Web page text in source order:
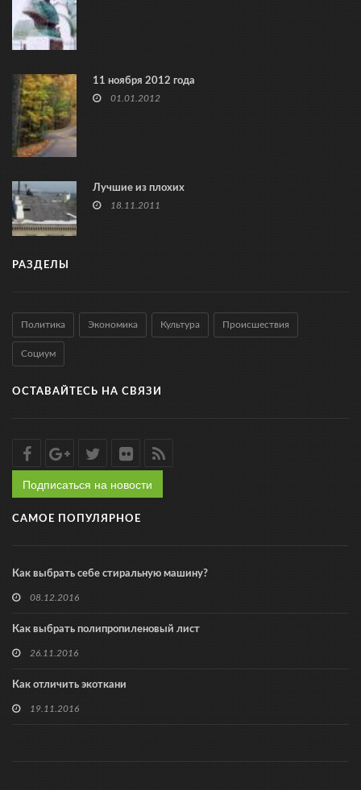
11 ноября 2012 года
01.01.2012
Лучшие из плохих
18.11.2011
РАЗДЕЛЫ
Политика Экономика Культура Происшествия
Социум
ОСТАВАЙТЕСЬ НА СВЯЗИ
Подписаться на новости
САМОЕ ПОПУЛЯРНОЕ
Как выбрать себе стиральную машину?
08.12.2016
Как выбрать полипропиленовый лист
26.11.2016
Как отличить экоткани
19.11.2016